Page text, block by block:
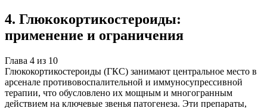
4. Глюкокортикостероиды:
применение и ограничения
Глава 4 из 10
Глюкокортикостероиды (ГКС) занимают центральное место в
арсенале противовоспалительной и иммуносупрессивной
терапии, что обусловлено их мощным и многогранным
действием на ключевые звенья патогенеза. Эти препараты,